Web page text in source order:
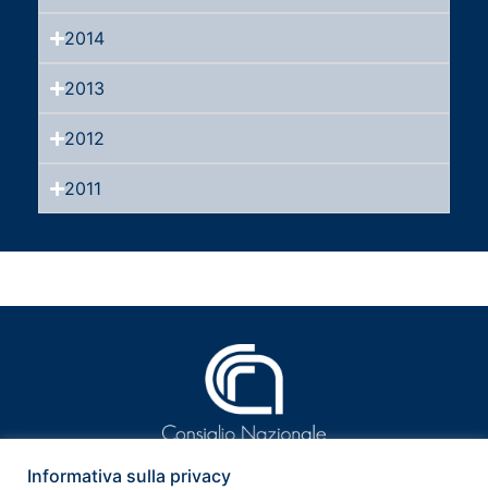
2014
2013
2012
2011
Informativa sulla privacy